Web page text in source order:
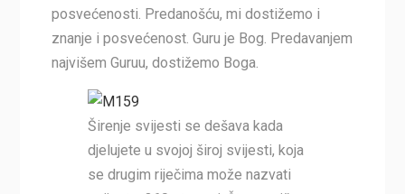
posvećenosti. Predanošću, mi dostižemo i
znanje i posvećenost. Guru je Bog. Predavanjem
najvišem Guruu, dostižemo Boga.
Širenje svijesti se dešava kada
djelujete u svojoj široj svijesti, koja
se drugim riječima može nazvati